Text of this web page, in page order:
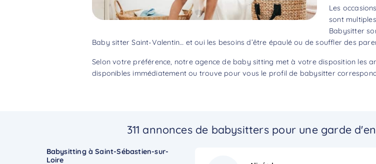
Les
sont
Babysitter
Baby sitter Saint-Valentin… et oui les besoins d’être épaulé ou de souffler des
Selon votre préférence, notre agence de baby sitting met à votre disposition les
disponibles immédiatement ou trouve pour vous le profil de babysitter
311 annonces de babysitters pour une garde
Babysitting à Saint-Sébastien-sur-
Loire